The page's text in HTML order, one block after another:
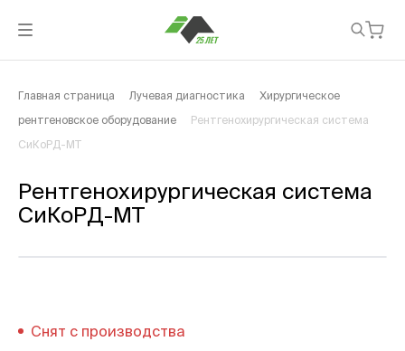
Главная страница Лучевая диагностика Хирургическое
рентгеновское оборудование Рентгенохирургическая система
СиКоРД-МТ
Рентгенохирургическая система
СиКоРД-МТ
Снят с производства